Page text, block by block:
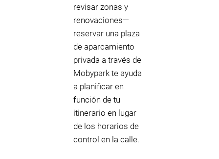
revisar zonas y
renovaciones—
reservar una plaza
de aparcamiento
privada a través de
Mobypark te ayuda
a planificar en
función de tu
itinerario en lugar
de los horarios de
control en la calle.